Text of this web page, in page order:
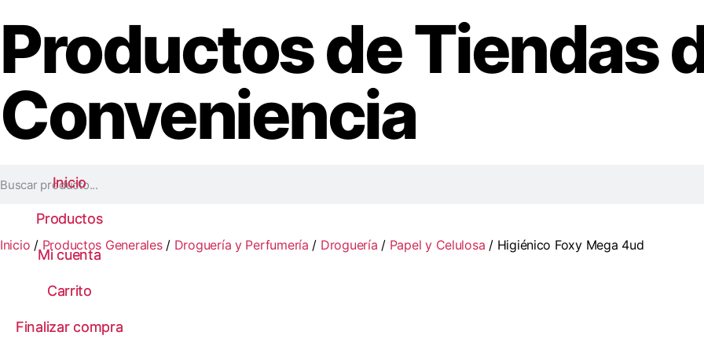
Productos de Tiendas
Conveniencia
Inicio
Productos
Mi cuenta
Carrito
Finalizar compra
Inicio
Productos
Mi cuenta
Carrito
Finalizar compra
Inicio / Productos Generales/ Droguería y Perfumería / Droguería / Papel y Celulosa / Higiénico Foxy Mega 4ud